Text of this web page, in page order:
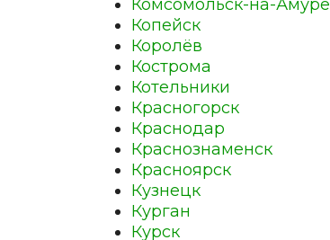
Комсомольск-на-Амуре
Копейск
Королёв
Кострома
Котельники
Красногорск
Краснодар
Краснознаменск
Красноярск
Кузнецк
Курган
Курск